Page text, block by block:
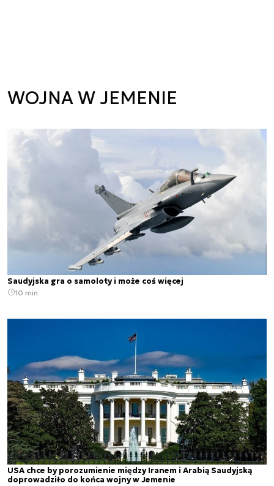
WOJNA W JEMENIE
Saudyjska gra o samoloty i może coś więcej
10 min.
USA chce by porozumienie między Iranem i Arabią Saudyjską
doprowadziło do końca wojny w Jemenie